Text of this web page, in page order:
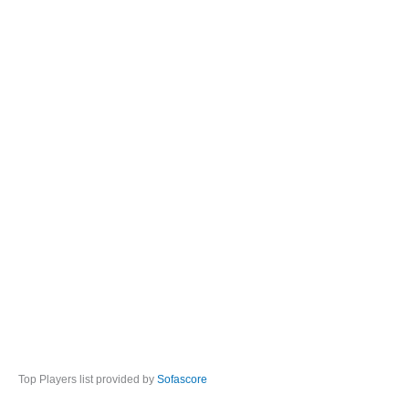
Top Players list provided by Sofascore